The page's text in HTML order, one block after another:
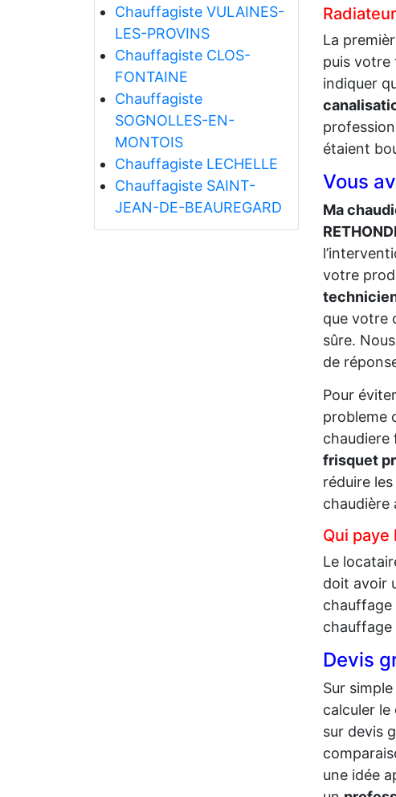
Chauffagiste VULAINES-
LES-PROVINS
Chauffagiste CLOS-
FONTAINE
Chauffagiste
SOGNOLLES-EN-
MONTOIS
Chauffagiste LECHELLE
Chauffagiste SAINT-
JEAN-DE-BEAUREGARD
La
puis votre
indiquer
étaient
Vous
Ma
votre
que votre
sûre.
de
Pour
probleme
chaudiere
frisquet
réduire
chaudière
Qui
Le
doit avoir
chauffage
chauffage
Devis
Sur
calculer
sur devis
une idée